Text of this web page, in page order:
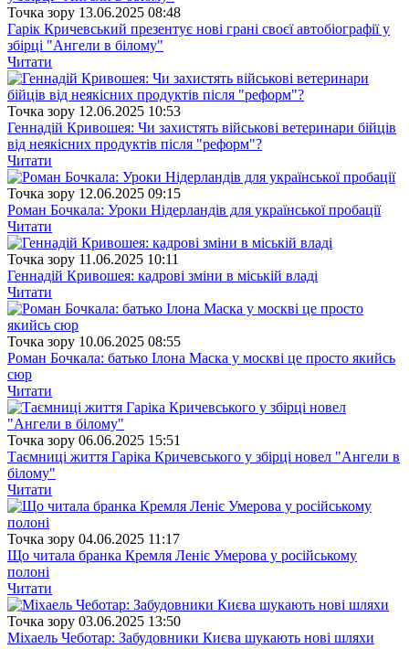
Точка зору 13.06.2025 08:48
Гарік Кричевський презентує нові грані своєї автобіографії у
збірці "Ангели в білому"
Читати
Точка зору 12.06.2025 10:53
Геннадій Кривошея: Чи захистять військові ветеринари бійців
від неякісних продуктів після "реформ"?
Читати
Точка зору 12.06.2025 09:15
Роман Бочкала: Уроки Нідерландів для української пробації
Читати
Точка зору 11.06.2025 10:11
Геннадій Кривошея: кадрові зміни в міській владі
Читати
Точка зору 10.06.2025 08:55
Роман Бочкала: батько Ілона Маска у москві це просто якийсь
сюр
Читати
Точка зору 06.06.2025 15:51
Таємниці життя Гаріка Кричевського у збірці новел "Ангели в
білому"
Читати
Точка зору 04.06.2025 11:17
Що читала бранка Кремля Леніє Умерова у російському
полоні
Читати
Точка зору 03.06.2025 13:50
Міхаель Чеботар: Забудовники Києва шукають нові шляхи